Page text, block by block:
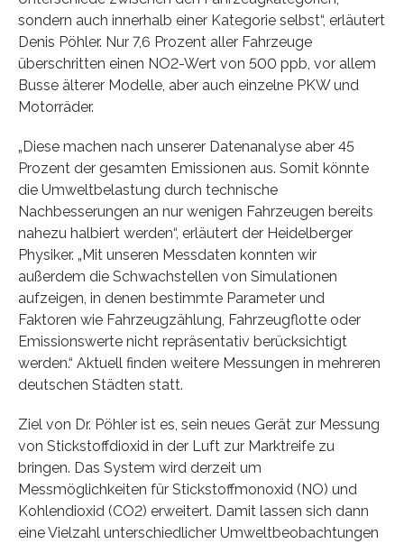
sondern auch innerhalb einer Kategorie selbst“, erläutert
Denis Pöhler. Nur 7,6 Prozent aller Fahrzeuge
überschritten einen NO2-Wert von 500 ppb, vor allem
Busse älterer Modelle, aber auch einzelne PKW und
Motorräder.
„Diese machen nach unserer Datenanalyse aber 45
Prozent der gesamten Emissionen aus. Somit könnte
die Umweltbelastung durch technische
Nachbesserungen an nur wenigen Fahrzeugen bereits
nahezu halbiert werden“, erläutert der Heidelberger
Physiker. „Mit unseren Messdaten konnten wir
außerdem die Schwachstellen von Simulationen
aufzeigen, in denen bestimmte Parameter und
Faktoren wie Fahrzeugzählung, Fahrzeugflotte oder
Emissionswerte nicht repräsentativ berücksichtigt
werden.“ Aktuell finden weitere Messungen in mehreren
deutschen Städten statt.
Ziel von Dr. Pöhler ist es, sein neues Gerät zur Messung
von Stickstoffdioxid in der Luft zur Marktreife zu
bringen. Das System wird derzeit um
Messmöglichkeiten für Stickstoffmonoxid (NO) und
Kohlendioxid (CO2) erweitert. Damit lassen sich dann
eine Vielzahl unterschiedlicher Umweltbeobachtungen